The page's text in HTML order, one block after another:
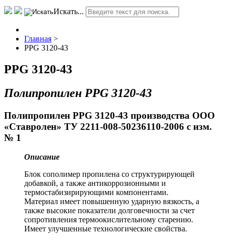
Искать...
Главная >
PPG 3120-43
PPG 3120-43
Полипропилен PPG 3120-43
Полипропилен PPG 3120-43 производства ООО
«Ставролен» ТУ 2211-008-50236110-2006 с изм.
№ 1
Описание
Блок сополимер пропилена со структурирующей
добавкой, а также антикоррозионными и
термостабизирирующими компонентами.
Материал имеет повышенную ударную вязкость, а
также высокие показатели долговечности за счет
сопротивления термоокислительному старению.
Имеет улучшенные технологические свойства.